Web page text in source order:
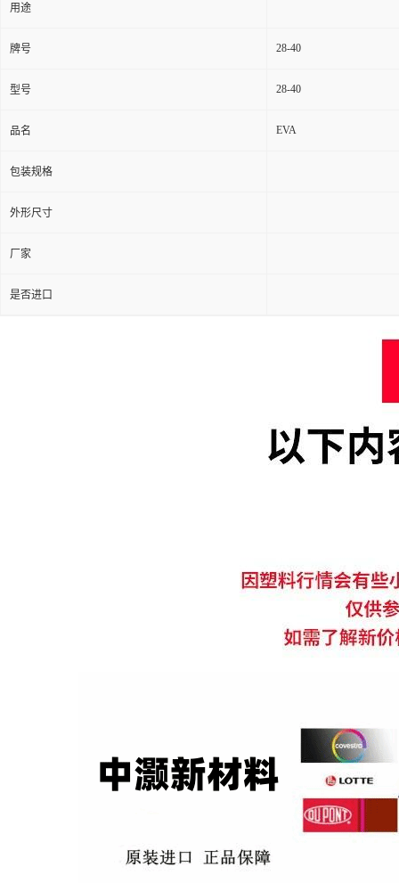
用途
牌号 28-40
型号 28-40
品名 EVA
包装规格
外形尺寸
厂家
是否进口